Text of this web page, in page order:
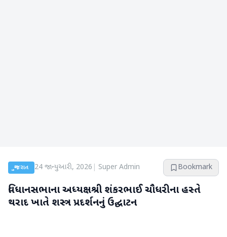
ગુજરાત 24 જાન્યુઆરી, 2026 Super Admin Bookmark
વિધાનસભાના અધ્યક્ષશ્રી શંકરભાઈ ચૌધરીના હસ્તે
થરાદ ખાતે શસ્ત્ર પ્રદર્શનનું ઉદ્ઘાટન